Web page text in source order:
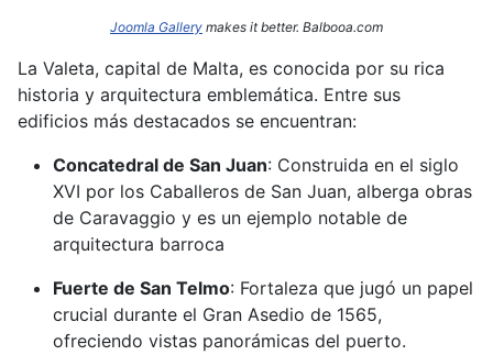
Joomla Gallery makes it better. Balbooa.com
La Valeta, capital de Malta, es conocida por su rica
historia y arquitectura emblemática. Entre sus
edificios más destacados se encuentran:​
Concatedral de San Juan: Construida en el siglo
XVI por los Caballeros de San Juan, alberga obras
de Caravaggio y es un ejemplo notable de
arquitectura barroca
Fuerte de San Telmo: Fortaleza que jugó un papel
crucial durante el Gran Asedio de 1565,
ofreciendo vistas panorámicas del puerto.